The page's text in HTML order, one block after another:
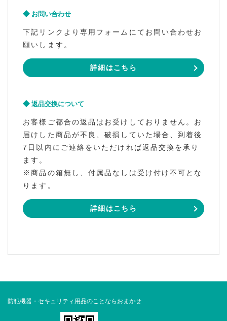
お問い合わせ
下記リンクより専用フォームにてお問い合わせお
願いします。
詳細はこちら
返品交換について
お客様ご都合の返品はお受けしておりません。お
届けした商品が不良、破損していた場合、到着後
7日以内にご連絡をいただければ返品交換を承り
ます。
※商品の箱無し、付属品なしは受け付け不可とな
ります。
詳細はこちら
防犯機器・セキュリティ用品のことならおまかせ